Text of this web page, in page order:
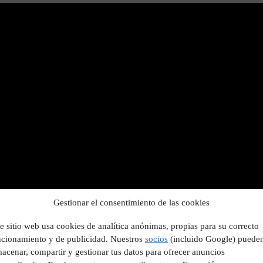
Gestionar el consentimiento de las cookies
sitio web usa cookies de analítica anónimas, propias para su correcto
y de publicidad. Nuestros socios (incluido Google)
compartir y gestionar tus datos para ofrecer anuncios